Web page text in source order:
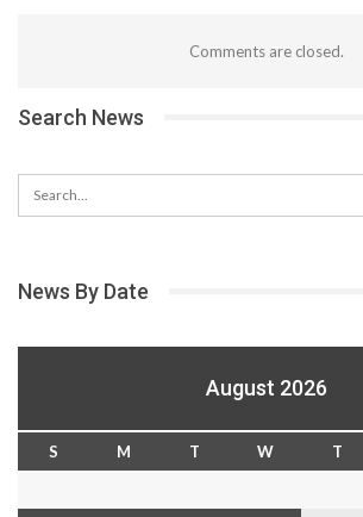
Comments are closed.
Search News
News By Date
August 2026
S M T W T